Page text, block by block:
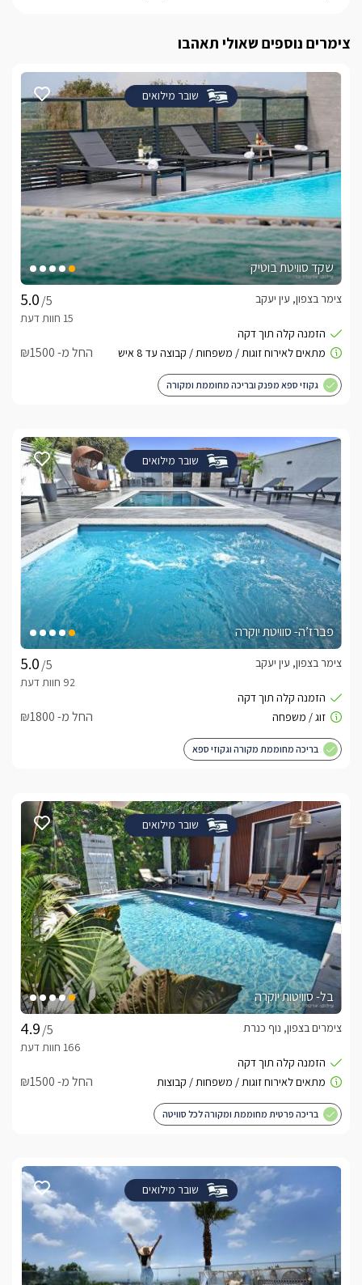
צימרים נוספים שאולי תאהבו
שובר מילואים
שקד סוויטת בוטיק
/5
צימר בצפון, עין יעקב
החל מ- ₪1500
גקוזי ספא מפנק ובריכה מחוממת ומקורה
שובר מילואים
פברז’ה- סוויטת יוקרה
/5
צימר בצפון, עין יעקב
החל מ- ₪1800
בריכה מחוממת מקורה וגקוזי ספא
שובר מילואים
בל- סוויטות יוקרה
/5
צימרים בצפון, נוף כנרת
החל מ- ₪1500
בריכה פרטית מחוממת ומקורה לכל סוויטה
שובר מילואים